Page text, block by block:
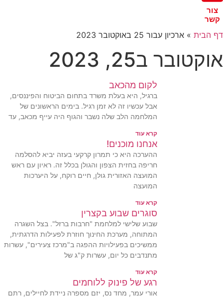
צור
קשר
דף הבית » ארכיון עבור 25 באוקטובר 2023
אוקטובר ב25, 2023
לקום מהכאב
ברגיל, היא בעלת משרד בתחום הביטוח והפיננסים,
אבל עכשיו זה לא זמן רגיל. בימים הראשונים של
המלחמה הלב שלה נשבר והגוף היה עייף מכאב, עד
קרא עוד
אנחנו מוכנים!
ההערכה היא כי תמרון קרקעי בעזה יביא להסלמה
חריפה בחזית הצפון והגולן בכלל זה. ראיון עם ראש
המועצה האזורית גולן, חיים רוקח, על היערכות
המועצה
קרא עוד
סוגרים שבוע בקצרין
שבוע שלישי למלחמת "חרבות ברזל". בצל השגרה
המתוחה, מערכת החינוך חוזרת לפעילות הדרגתית,
ממשיכים בפעילויות ההפגה ב"מרכז צעירים", עשרות
מתנדבים כל יום, עשרות ק"ג של
קרא עוד
רגע של פינוק ללוחמים
אורי עמר, מחד נס, יזם מספרה ניידת לחיילים, רתם